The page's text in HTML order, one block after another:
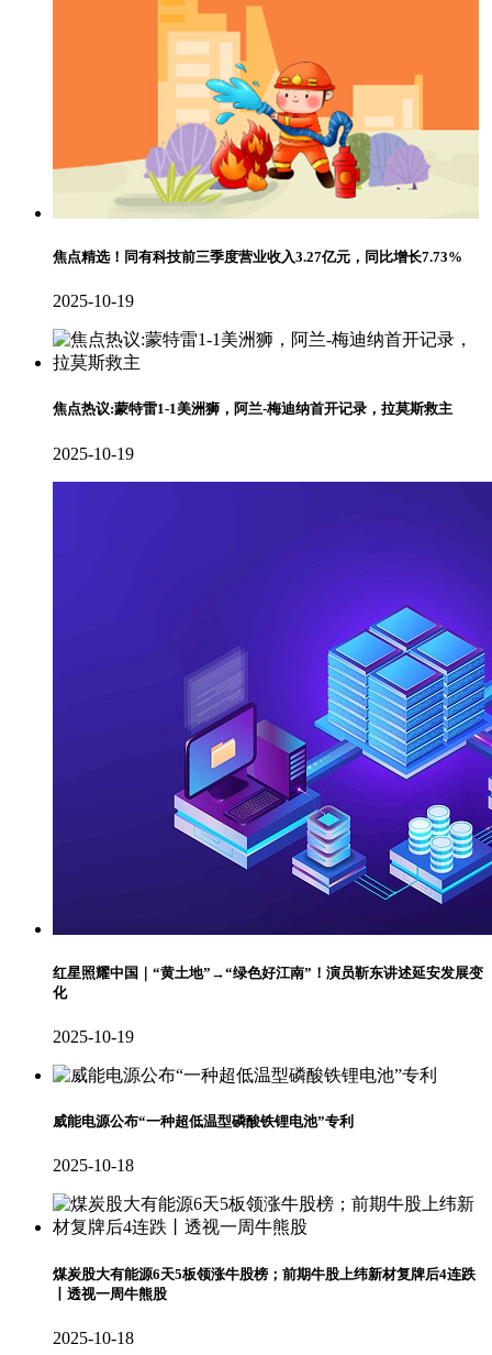
焦点精选！同有科技前三季度营业收入3.27亿元，同比增长7.73%
2025-10-19
焦点热议:蒙特雷1-1美洲狮，阿兰-梅迪纳首开记录，拉莫斯救主
2025-10-19
红星照耀中国｜“黄土地”→“绿色好江南”！演员靳东讲述延安发展变
化
2025-10-19
威能电源公布“一种超低温型磷酸铁锂电池”专利
2025-10-18
煤炭股大有能源6天5板领涨牛股榜；前期牛股上纬新材复牌后4连跌
丨透视一周牛熊股
2025-10-18